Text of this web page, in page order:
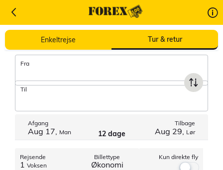
Find billige flybilletter
Enkeltrejse Tur & retur
Fra
Til
Afgang
Aug 17, Man 12 dage
Tilbage
Aug 29, Lør
Rejsende
1 Voksen
Billettype
Økonomi
Kun direkte fly